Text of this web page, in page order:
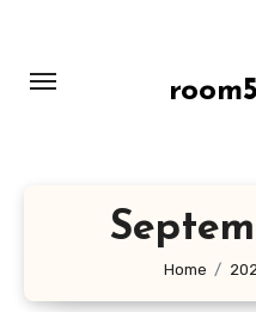
konten
Home